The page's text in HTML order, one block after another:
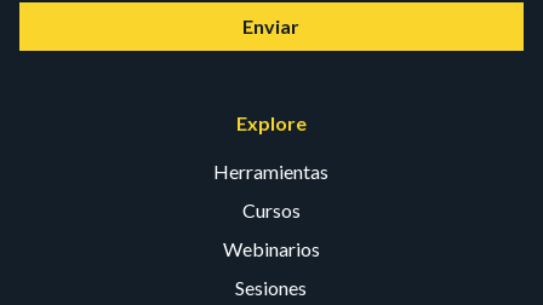
Enviar
Explore
Herramientas
Cursos
Webinarios
Sesiones